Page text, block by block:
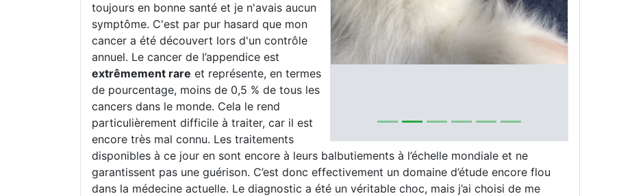
toujours en bonne santé et je n'avais aucun
symptôme. C'est par pur hasard que mon
cancer a été découvert lors d'un contrôle
annuel. Le cancer de l’appendice est
extrêmement rare et représente, en termes
de pourcentage, moins de 0,5 % de tous les
cancers dans le monde. Cela le rend
particulièrement difficile à traiter, car il est
encore très mal connu. Les traitements
disponibles à ce jour en sont encore à leurs balbutiements à l’échelle mondiale et ne
garantissent pas une guérison. C’est donc effectivement un domaine d’étude encore flou
dans la médecine actuelle. Le diagnostic a été un véritable choc, mais j’ai choisi de me